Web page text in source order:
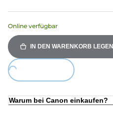
Online verfügbar
IN DEN WARENKORB LEGEN
Warum bei Canon einkaufen?